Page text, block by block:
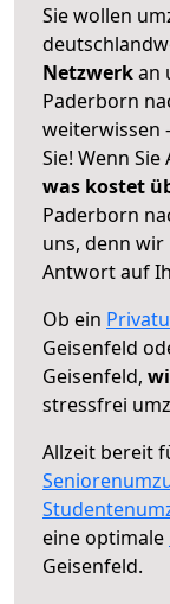
Sie wollen
Netzwerkan
Paderborn
weiterwissen
Sie! Wenn
was kostet
Paderborn
uns, denn
Antwort auf
Ob ein
Geisenfeld
Geisenfeld,
stressfrei
Allzeit bereit
eine optimale
Geisenfeld.